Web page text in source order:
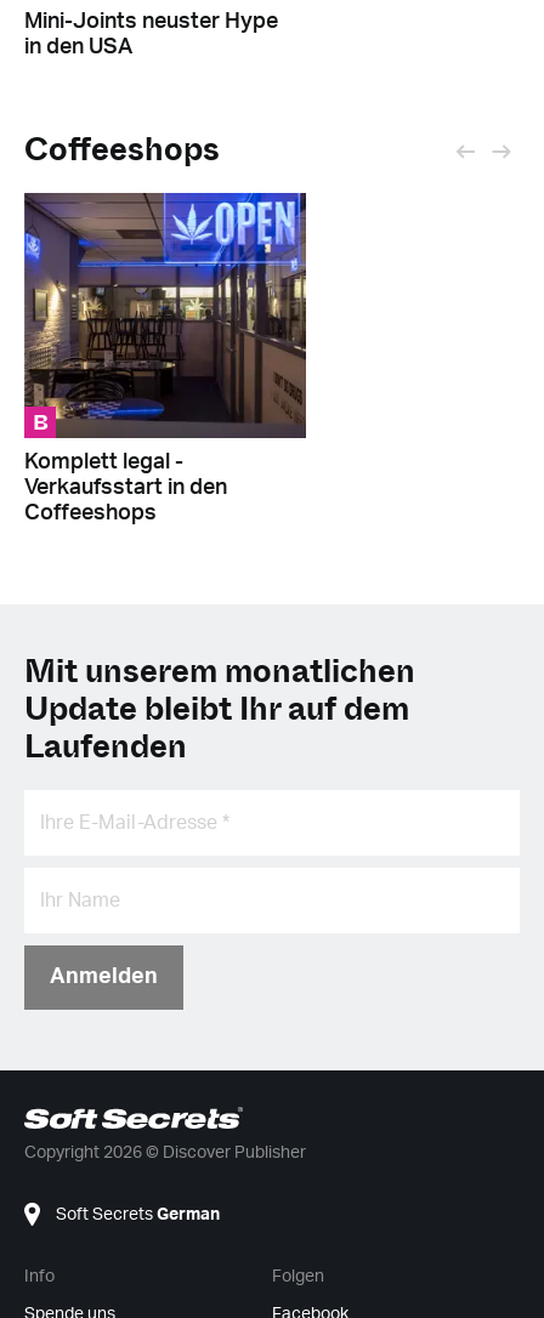
Mini-Joints neuster Hype
in den USA
Coffeeshops
B
Komplett legal -
Verkaufsstart in den
Coffeeshops
Mit unserem monatlichen
Update bleibt Ihr auf dem
Laufenden
Anmelden
Copyright 2026 © Discover Publisher
Soft Secrets German
Info
Spende uns
Folgen
Facebook